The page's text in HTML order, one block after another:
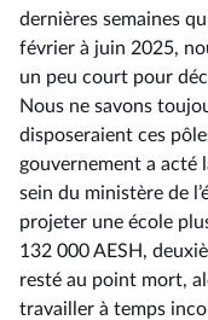
dernières semaines
février à juin 2025,
un peu court pour
Nous ne savons
disposeraient ces
gouvernement a acté
sein du ministère de
projeter une école
132 000 AESH,
resté au point mort,
travailler à temps